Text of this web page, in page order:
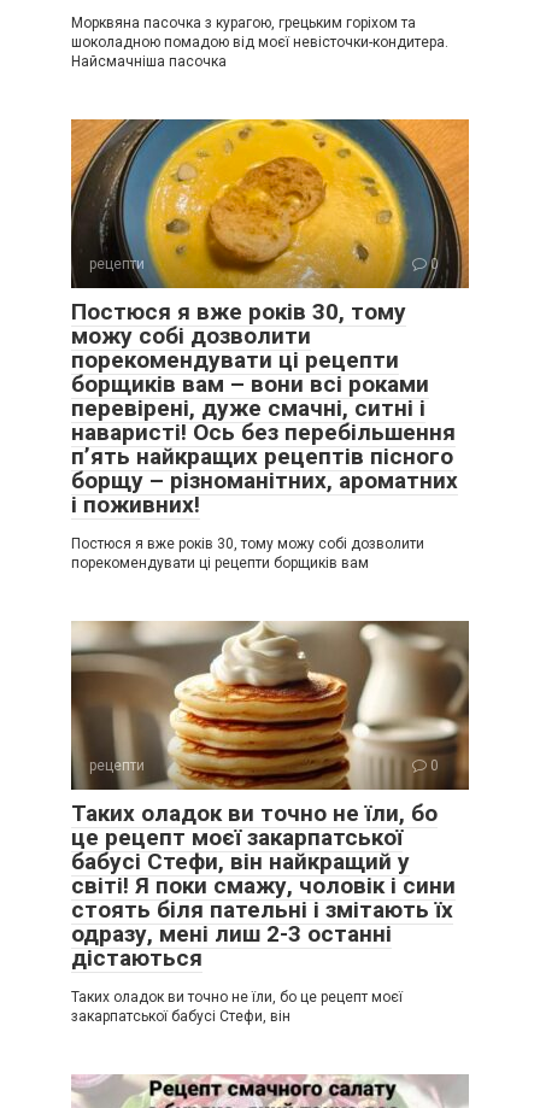
Морквяна пасочка з курагою, грецьким горіхом та
шоколадною помадою від моєї невісточки-кондитера.
Найсмачніша пасочка
рецепти 0
Постюся я вже років 30, тому
можу собі дозволити
порекомендувати ці рецепти
борщиків вам – вони всі роками
перевірені, дуже смачні, ситні і
наваристі! Ось без перебільшення
п’ять найкращих рецептів пісного
борщу – різноманітних, ароматних
і поживних!
Постюся я вже років 30, тому можу собі дозволити
порекомендувати ці рецепти борщиків вам
рецепти 0
Таких оладок ви точно не їли, бо
це рецепт моєї закарпатської
бабусі Стефи, він найкращий у
світі! Я поки смажу, чоловік і сини
стоять біля пательні і змітають їх
одразу, мені лиш 2-3 останні
дістаються
Таких оладок ви точно не їли, бо це рецепт моєї
закарпатської бабусі Стефи, він